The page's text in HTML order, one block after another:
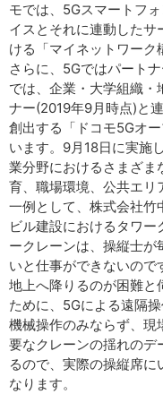
モでは、5Gスマートフ
イスとそれに連動した
ける「マイネットワーク
さらに、5Gではパート
では、企業・大学組織
ナー(2019年9月時点)と
創出する「ドコモ5Gオ
います。9月18日に実施
業分野におけるさまざま
育、職場環境、公共エリ
一例として、株式会社竹
ビル建設におけるタワ
ークレーンは、操縦士
いと仕事ができないの
地上へ降りるのが困難と
ために、5Gによる遠隔
機械操作のみならず、現
要なクレーンの揺れのデ
るので、実際の操縦席に
なります。